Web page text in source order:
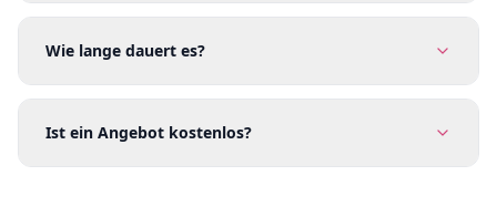
Wie lange dauert es?
Ist ein Angebot kostenlos?